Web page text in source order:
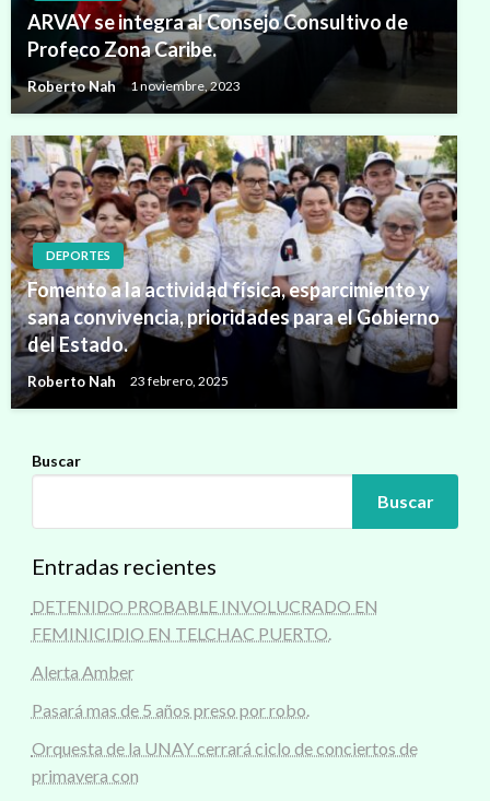
ARVAY se integra al Consejo Consultivo de
Profeco Zona Caribe.
Roberto Nah 1 noviembre, 2023
DEPORTES
Fomento a la actividad física, esparcimiento y
sana convivencia, prioridades para el Gobierno
del Estado.
Roberto Nah 23 febrero, 2025
Buscar
Buscar
Entradas recientes
DETENIDO PROBABLE INVOLUCRADO EN
FEMINICIDIO EN TELCHAC PUERTO.
Alerta Amber
Pasará mas de 5 años preso por robo.
Orquesta de la UNAY cerrará ciclo de conciertos de
primavera con